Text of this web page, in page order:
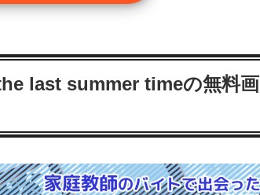
last summer timeの無料画